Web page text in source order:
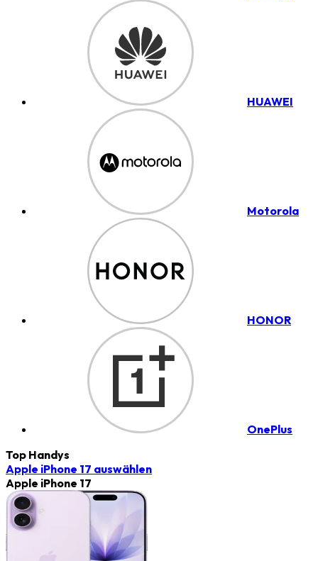
HUAWEI
Motorola
HONOR
OnePlus
Top Handys
Apple iPhone 17 auswählen
Apple iPhone 17